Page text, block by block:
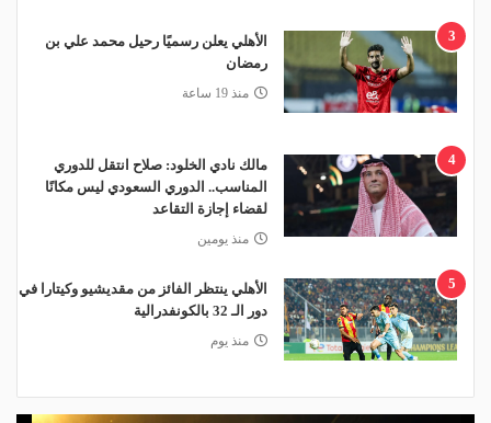
3
الأهلي يعلن رسميًا رحيل محمد علي بن
رمضان
منذ 19 ساعة
4
مالك نادي الخلود: صلاح انتقل للدوري
المناسب.. الدوري السعودي ليس مكانًا
لقضاء إجازة التقاعد
منذ يومين
5
الأهلي ينتظر الفائز من مقديشيو وكيتارا في
دور الـ 32 بالكونفدرالية
منذ يوم